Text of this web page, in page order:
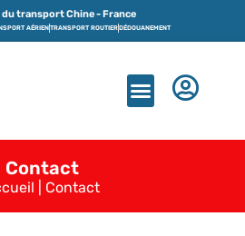
du transport Chine - France
AÉRIENTRANSPORT ROUTIERDÉDOUANEMENT
Contact
Contact